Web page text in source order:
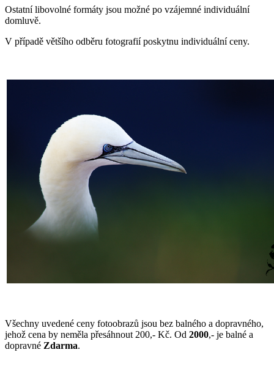
Ostatní libovolné formáty jsou možné po vzájemné individuální
domluvě.
V případě většího odběru fotografií poskytnu individuální ceny.
Všechny uvedené ceny fotoobrazů jsou bez balného a dopravného,
jehož cena by neměla přesáhnout 200,- Kč. Od 2000,- je balné a
dopravné Zdarma.